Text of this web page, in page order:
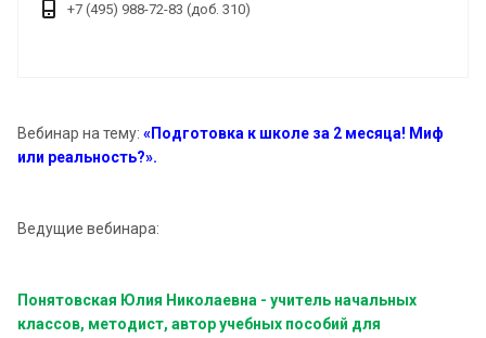
+7 (495) 988-72-83 (доб. 310)
Вебинар на тему: «Подготовка к школе за 2 месяца! Миф
или реальность?».
Ведущие вебинара:
Понятовская Юлия Николаевна - учитель начальных
классов, методист, автор учебных пособий для